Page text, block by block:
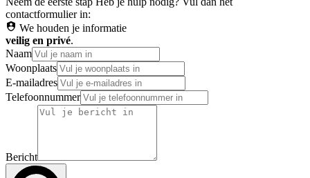
contactformulier in:
We houden je informatie
veilig en privé.
Naam
Woonplaats
E-mailadres
Telefoonnummer
Bericht